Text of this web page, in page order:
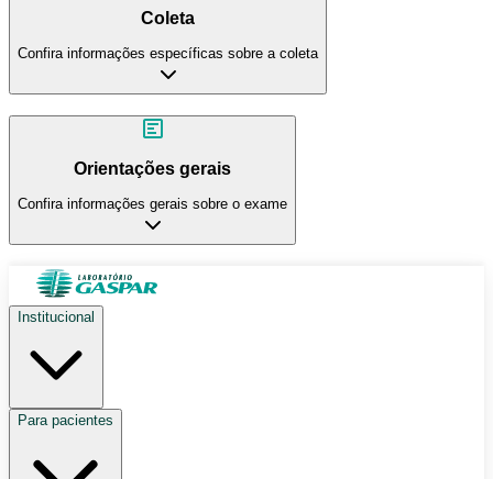
Coleta
Confira informações específicas sobre a coleta
Orientações gerais
Confira informações gerais sobre o exame
Institucional
Para pacientes